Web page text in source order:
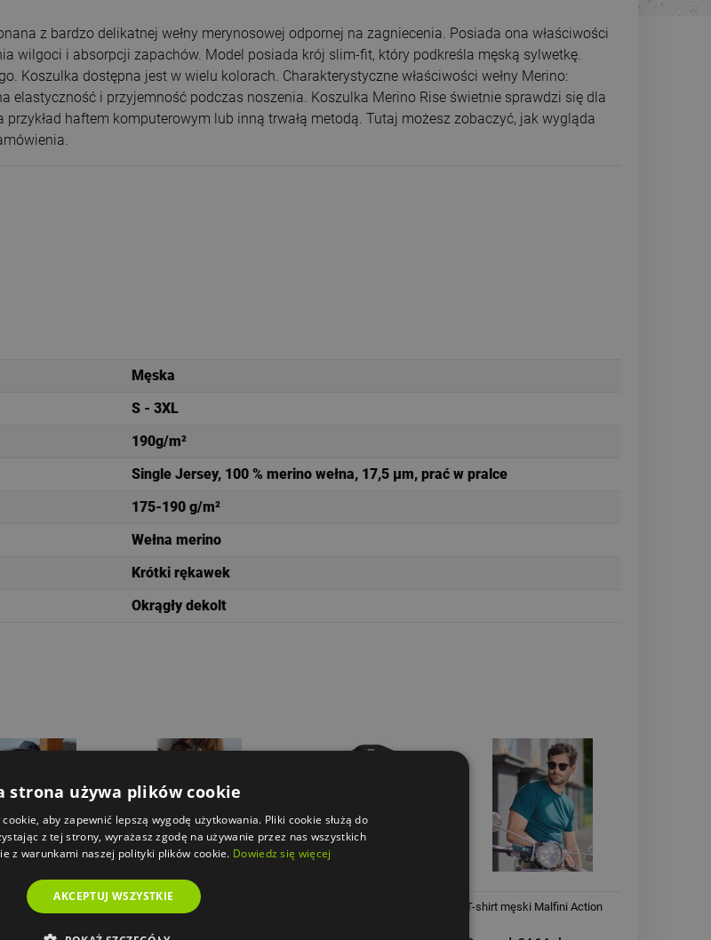
z bardzo delikatnej wełny merynosowej odpornej na zagniecenia. Posiada ona właściwości
wilgoci i absorpcji zapachów. Model posiada krój slim-fit, który podkreśla męską sylwetkę.
Koszulka dostępna jest w wielu kolorach. Charakterystyczne właściwości wełny Merino:
elastyczność i przyjemność podczas noszenia. Koszulka Merino Rise świetnie sprawdzi się dla
haftem komputerowym lub inną trwałą metodą. Tutaj możesz zobaczyć, jak wygląda
Męska
S - 3XL
190g/m²
Single Jersey, 100 % merino wełna, 17,5 µm, prać w pralce
175-190 g/m²
Wełna merino
Krótki rękawek
Okrągły dekolt
Malfini Heavy
T-shirt męski Malfini Native T-shirt męski Malfini Action
strona używa plików cookie
aby zapewnić lepszą wygodę użytkowania. Pliki cookie służą do
z tej strony, wyrażasz zgodę na używanie przez nas wszystkich
z warunkami naszej polityki plików cookie. Dowiedz się więcej
AKCEPTUJ WSZYSTKIE